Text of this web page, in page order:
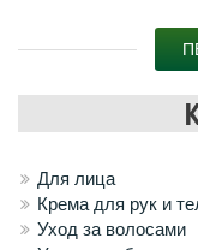
Для лица
Крема для рук и
Уход за волосами